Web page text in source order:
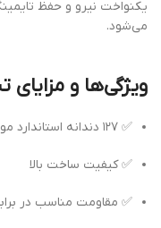
یکنواخت نیرو و حفظ
می‌شود.
ویژگی‌ها و مزایای
✅ ۱۲۷ دندانه استاندارد موتور EF7
✅ کیفیت ساخت بالا
✅ مقاومت مناسب در